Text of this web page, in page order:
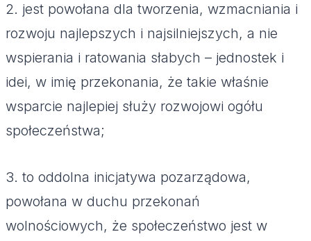
2. jest powołana dla tworzenia, wzmacniania i
rozwoju najlepszych i najsilniejszych, a nie
wspierania i ratowania słabych – jednostek i
idei, w imię przekonania, że takie właśnie
wsparcie najlepiej służy rozwojowi ogółu
społeczeństwa;
3. to oddolna inicjatywa pozarządowa,
powołana w duchu przekonań
wolnościowych, że społeczeństwo jest w